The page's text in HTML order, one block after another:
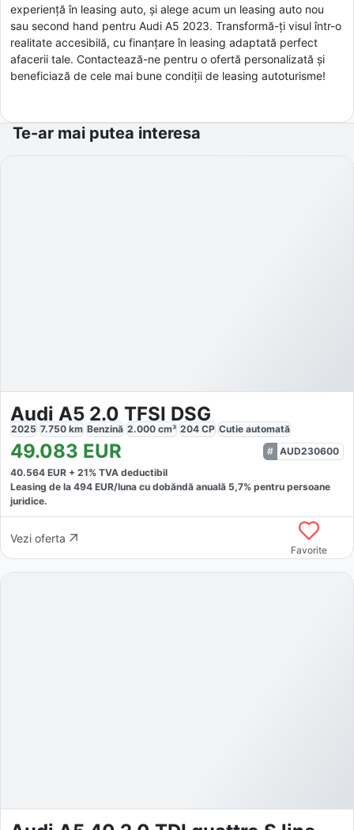
experiență în leasing auto, și alege acum un leasing auto nou
sau second hand pentru Audi A5 2023. Transformă-ți visul într-o
realitate accesibilă, cu finanțare în leasing adaptată perfect
afacerii tale. Contactează-ne pentru o ofertă personalizată și
beneficiază de cele mai bune condiții de leasing autoturisme!
Te-ar mai putea interesa
Audi A5 2.0 TFSI DSG
2025 7.750 km Benzină 2.000 cm³ 204 CP Cutie automată
49.083 EUR
AUD230600
40.564 EUR + 21% TVA deductibil
Leasing de la 494 EUR/luna cu dobăndă anuală 5,7% pentru persoane
juridice.
Vezi oferta
Favorite